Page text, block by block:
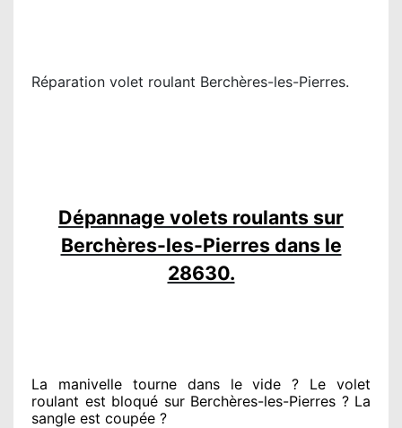
Réparation volet roulant Berchères-les-Pierres.
Dépannage volets roulants sur
Berchères-les-Pierres dans le
28630.
La manivelle tourne dans le vide ? Le volet
roulant est bloqué sur Berchères-les-Pierres ? La
sangle est coupée ?